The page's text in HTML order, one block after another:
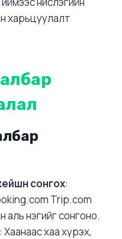
харьцуулалт
сонгох:
Trip.com
нэгийг сонгоно.
: Хаанаас хаа хүрэх,